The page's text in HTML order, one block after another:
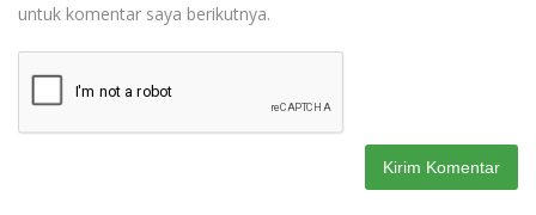
untuk komentar saya berikutnya.